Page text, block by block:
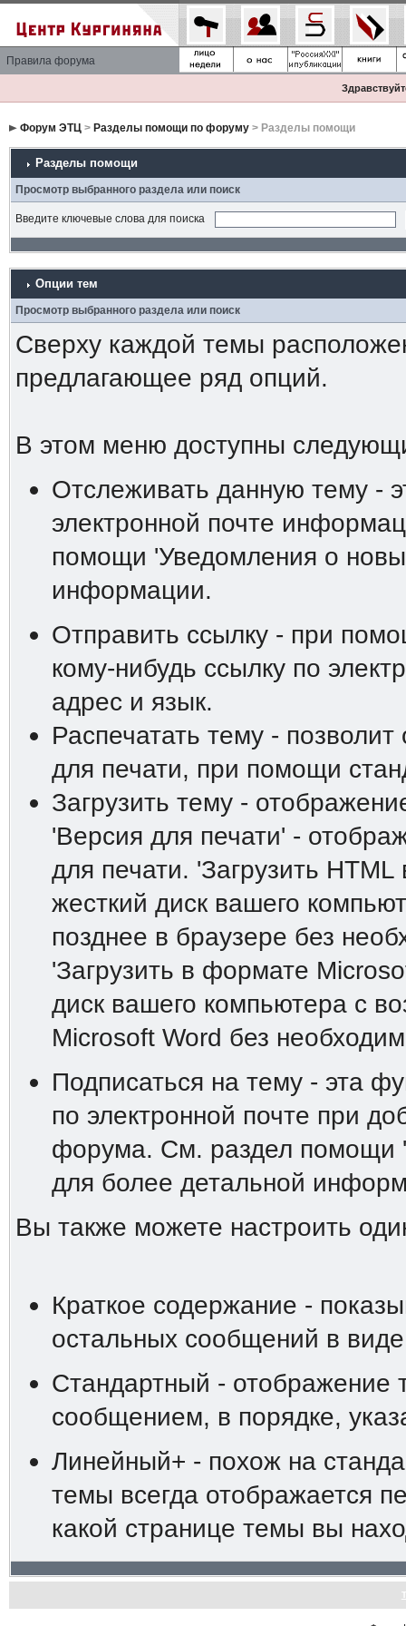
Правила форума
Форум ЭТЦ> Разделы помощи по форуму> Разделы помощи
Разделы помощи
Просмотр выбранного раздела или поиск
Введите ключевые слова для поиска
Опции тем
Просмотр выбранного раздела или поиск
Сверху каждой темы
предлагающее ряд опций.
В этом меню доступны
Отслеживать данную тему -
электронной почте
помощи 'Уведомления о
информации.
Отправить ссылку - при
кому-нибудь ссылку по
адрес и язык.
Распечатать тему -
для печати, при помощи
Загрузить тему -
'Версия для печати' -
для печати. 'Загрузить
жесткий диск вашего
позднее в браузере без
'Загрузить в формате
диск вашего компьютера с
Microsoft Word без
Подписаться на тему - эта
по электронной почте при
форума. См. раздел помощи
для более детальной
Вы также можете настроить
Краткое содержание -
остальных сообщений в
Стандартный - отображение
сообщением, в порядке,
Линейный+ - похож на
темы всегда отображается
какой странице темы вы